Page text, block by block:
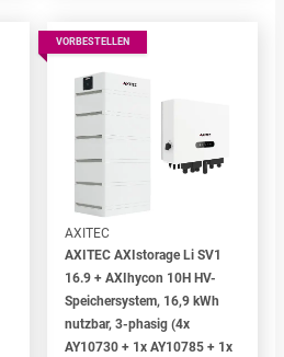
VORBESTELLEN
AXITEC
AXITEC AXIstorage Li SV1
16.9 + AXIhycon 10H HV-
Speichersystem, 16,9 kWh
nutzbar, 3-phasig (4x
AY10730 + 1x AY10785 + 1x